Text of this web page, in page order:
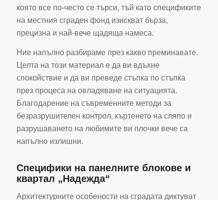
която все по-често се търси, тъй като спецификите
на местния сграден фонд изискват бърза,
прецизна и най-вече щадяща намеса.
Ние напълно разбираме през какво преминавате.
Целта на този материал е да ви вдъхне
спокойствие и да ви преведе стъпка по стъпка
през процеса на овладяване на ситуацията.
Благодарение на съвременните методи за
безразрушителен контрол, къртенето на сляпо и
разрушаването на любимите ви плочки вече са
напълно излишни.
Специфики на панелните блокове и
квартал „Надежда“
Архитектурните особености на сградата диктуват